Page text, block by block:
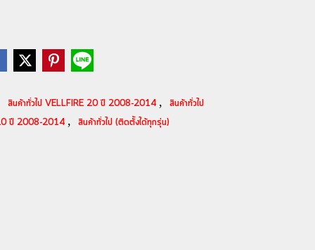
สินค้าทั่วไป VELLFIRE 20 ปี 2008-2014 ,
สินค้าทั่วไป
ปี 2008-2014 , สินค้าทั่วไป (ติดตั้งได้ทุกรุ่น)